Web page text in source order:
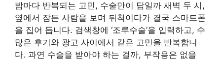
밤마다 반복되는 고민, 수술만이 답일까 새벽 두 시,
옆에서 잠든 사람을 보며 뒤척이다가 결국 스마트폰
을 집어 듭니다. 검색창에 ‘조루수술’을 입력하고, 수
많은 후기와 광고 사이에서 같은 고민을 반복합니
다. 과연 수술을 받아야 하는 걸까, 부작용은 없을